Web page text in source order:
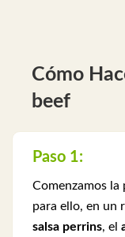
Cómo
beef
Paso 1:
Comenzamos
para ello, en un
salsa perrins, el